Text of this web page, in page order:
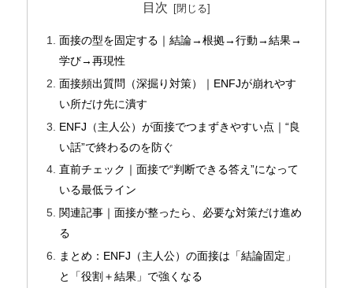
目次
面接の型を固定する｜結論→根拠→行動→結果→
学び→再現性
面接頻出質問（深掘り対策）｜ENFJが崩れやす
い所だけ先に潰す
ENFJ（主人公）が面接でつまずきやすい点｜“良
い話”で終わるのを防ぐ
直前チェック｜面接で“判断できる答え”になって
いる最低ライン
関連記事｜面接が整ったら、必要な対策だけ進め
る
まとめ：ENFJ（主人公）の面接は「結論固定」
と「役割＋結果」で強くなる